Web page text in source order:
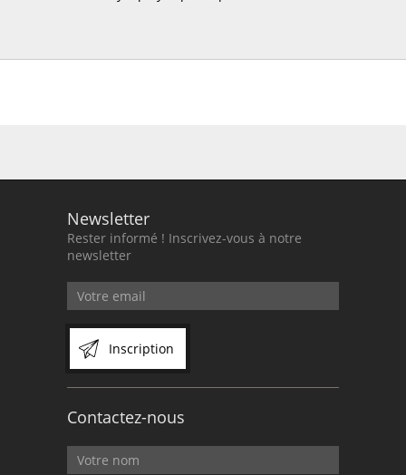
Newsletter
Rester informé ! Inscrivez-vous à notre
newsletter
Inscription
Contactez-nous